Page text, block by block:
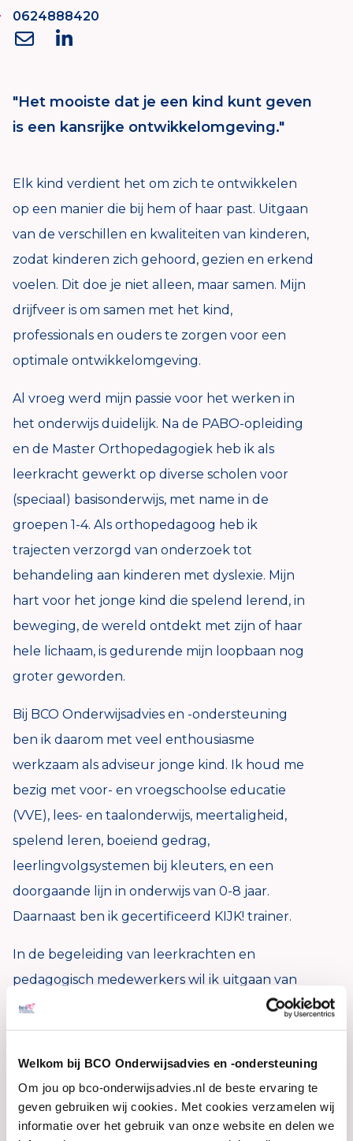
Welkom bij BCO Onderwijsadvies en -ondersteuning
Om jou op bco-onderwijsadvies.nl de beste ervaring te
geven gebruiken wij cookies. Met cookies verzamelen wij
informatie over het gebruik van onze website en delen we
0624888420
"Het mooiste dat je een kind kunt geven
is een kansrijke ontwikkelomgeving."
Elk kind verdient het om zich te ontwikkelen
op een manier die bij hem of haar past. Uitgaan
van de verschillen en kwaliteiten van kinderen,
zodat kinderen zich gehoord, gezien en erkend
voelen. Dit doe je niet alleen, maar samen. Mijn
drijfveer is om samen met het kind,
professionals en ouders te zorgen voor een
optimale ontwikkelomgeving.
Al vroeg werd mijn passie voor het werken in
het onderwijs duidelijk. Na de PABO-opleiding
en de Master Orthopedagogiek heb ik als
leerkracht gewerkt op diverse scholen voor
(speciaal) basisonderwijs, met name in de
groepen 1-4. Als orthopedagoog heb ik
trajecten verzorgd van onderzoek tot
behandeling aan kinderen met dyslexie. Mijn
hart voor het jonge kind die spelend lerend, in
beweging, de wereld ontdekt met zijn of haar
hele lichaam, is gedurende mijn loopbaan nog
groter geworden.
Bij BCO Onderwijsadvies en -ondersteuning
ben ik daarom met veel enthousiasme
werkzaam als adviseur jonge kind. Ik houd me
bezig met voor- en vroegschoolse educatie
(VVE), lees- en taalonderwijs, meertaligheid,
spelend leren, boeiend gedrag,
leerlingvolgsystemen bij kleuters, en een
doorgaande lijn in onderwijs van 0-8 jaar.
Daarnaast ben ik gecertificeerd KIJK! trainer.
In de begeleiding van leerkrachten en
pedagogisch medewerkers wil ik uitgaan van
hun vraag en van wat al goed werkt. Luisteren,
analyseren en aanpakken zijn kenmerken die
mij typeren. Ik geniet ervan als zowel
professionals als kinderen in hun kracht worden
gezet.